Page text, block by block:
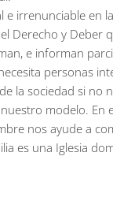
irrenunciable en
Derecho y Deber
e informan
personas
la sociedad si no
modelo.
nos ayude a
es una Iglesia